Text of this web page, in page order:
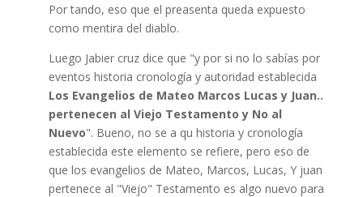
Por tando, eso que el preasenta queda expuesto
como mentira del diablo.
Luego Jabier cruz dice que "y por si no lo sabías por
eventos historia cronología y autoridad establecida
Los Evangelios de Mateo Marcos Lucas y Juan..
pertenecen al Viejo Testamento y No al
Nuevo". Bueno, no se a qu historia y cronología
establecida este elemento se refiere, pero eso de
que los evangelios de Mateo, Marcos, Lucas, Y juan
pertenece al "Viejo" Testamento es algo nuevo para